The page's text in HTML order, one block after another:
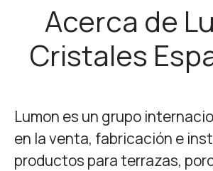
Acerca de
Cristales
Lumon es un grupo
en la venta, fabricación e
productos para terrazas,